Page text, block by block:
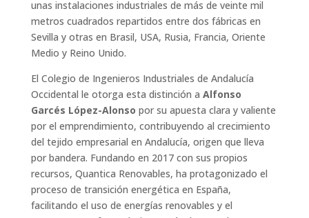
unas instalaciones industriales de más de veinte mil
metros cuadrados repartidos entre dos fábricas en
Sevilla y otras en Brasil, USA, Rusia, Francia, Oriente
Medio y Reino Unido.
El Colegio de Ingenieros Industriales de Andalucía
Occidental le otorga esta distinción a Alfonso
Garcés López-Alonso por su apuesta clara y valiente
por el emprendimiento, contribuyendo al crecimiento
del tejido empresarial en Andalucía, origen que lleva
por bandera. Fundando en 2017 con sus propios
recursos, Quantica Renovables, ha protagonizado el
proceso de transición energética en España,
facilitando el uso de energías renovables y el